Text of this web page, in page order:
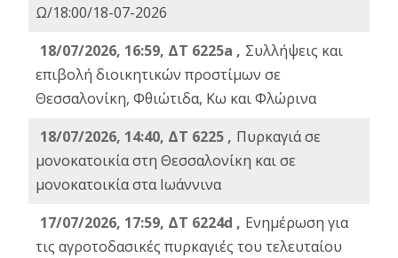
Ω/18:00/18-07-2026
18/07/2026, 16:59, ΔT 6225a , Συλλήψεις και
επιβολή διοικητικών προστίμων σε
Θεσσαλονίκη, Φθιώτιδα, Κω και Φλώρινα
18/07/2026, 14:40, ΔΤ 6225 , Πυρκαγιά σε
μονοκατοικία στη Θεσσαλονίκη και σε
μονοκατοικία στα Ιωάννινα
17/07/2026, 17:59, ΔΤ 6224d , Ενημέρωση για
τις αγροτοδασικές πυρκαγιές του τελευταίου